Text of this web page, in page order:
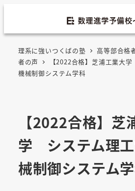
理系に強いつくばの塾 高等部合格
者の声
【2022合格】芝浦工業大
機械制御システム学科
【2022合格】芝
学 システム理
械制御システム